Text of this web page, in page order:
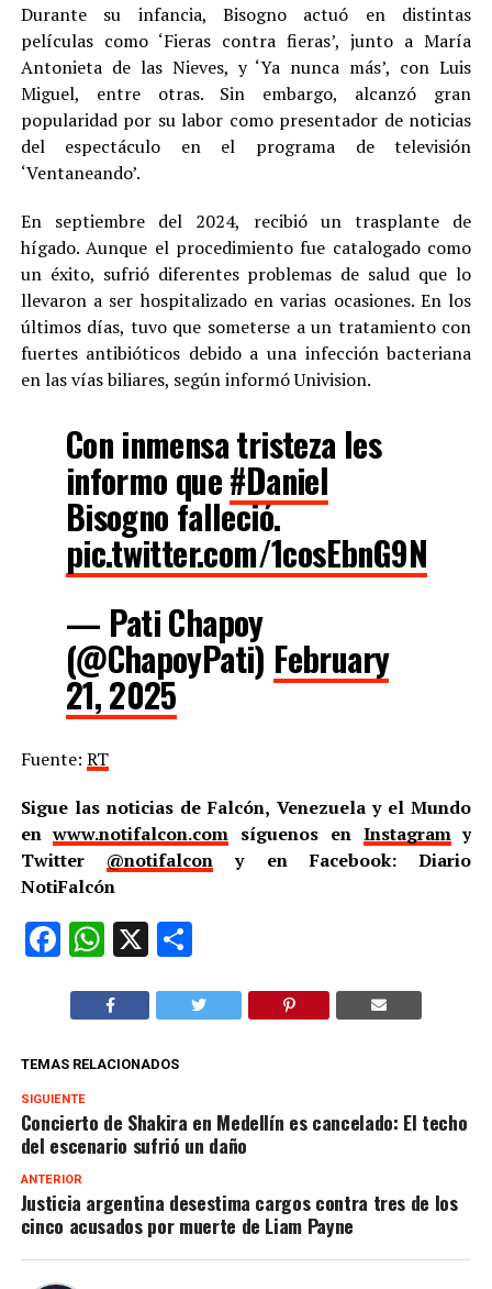
Durante su infancia, Bisogno actuó en distintas
películas como ‘Fieras contra fieras’, junto a María
Antonieta de las Nieves, y ‘Ya nunca más’, con Luis
Miguel, entre otras. Sin embargo, alcanzó gran
popularidad por su labor como presentador de noticias
del espectáculo en el programa de televisión
‘Ventaneando’.
En septiembre del 2024, recibió un trasplante de
hígado. Aunque el procedimiento fue catalogado como
un éxito, sufrió diferentes problemas de salud que lo
llevaron a ser hospitalizado en varias ocasiones. En los
últimos días, tuvo que someterse a un tratamiento con
fuertes antibióticos debido a una infección bacteriana
en las vías biliares, según informó Univision.
Con inmensa tristeza les
informo que#Daniel
Bisogno falleció.
pic.twitter.com/1cosEbnG9N
— Pati Chapoy
(@ChapoyPati) February
21, 2025
Fuente: RT
Sigue las noticias de Falcón, Venezuela y el Mundo
enwww.notifalcon.com síguenos en Instagramy
Twitter @notifalcon y en Facebook: Diario
NotiFalcón
Facebook
WhatsApp
X Compartir
TEMAS RELACIONADOS
SIGUIENTE
Concierto de Shakira en Medellín es cancelado: El techo
del escenario sufrió un daño
ANTERIOR
Justicia argentina desestima cargos contra tres de los
cinco acusados por muerte de Liam Payne